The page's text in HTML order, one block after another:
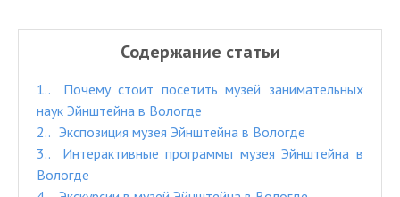
Содержание статьи
1.
Почему стоит посетить музей занимательных
наук Эйнштейна в Вологде
2.
Экспозиция музея Эйнштейна в Вологде
3.
Интерактивные программы музея Эйнштейна в
Вологде